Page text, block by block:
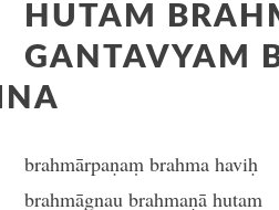
HUTAM
GANTAVYAM
brahmārpaṇaṃ brahma haviḥ
brahmāgnau brahmaṇā hutam